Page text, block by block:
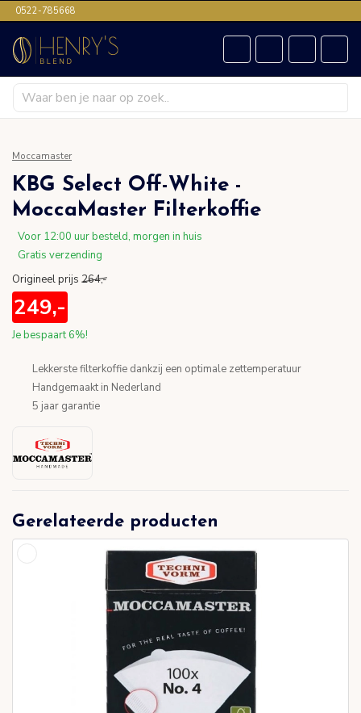
0522-785668
Moccamaster
KBG Select Off-White -
MoccaMaster Filterkoffie
Lekkerste filterkoffie dankzij een optimale zettemperatuur
Handgemaakt in Nederland
5 jaar garantie
Origineel prijs 264,-
249,-
Je bespaart6%!
Voor 12:00 uur besteld, morgen in huis
Gratis verzending
Gerelateerde producten